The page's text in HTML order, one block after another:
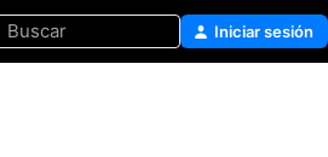
Buscar Iniciar sesión